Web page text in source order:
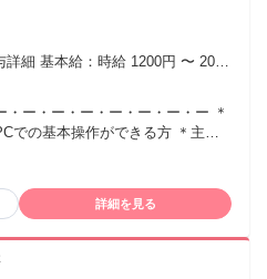
細 基本給：時給 1200円 〜 2000
ー・ー・ー・ー・ー・ー・ー ＊
での基本操作ができる方 ＊主婦
ー・ー・ー・ー・ー ＜ネット環境
のパソコンを使用していただきま
ご応募ください！ ー・ー・ー・
詳細を見る